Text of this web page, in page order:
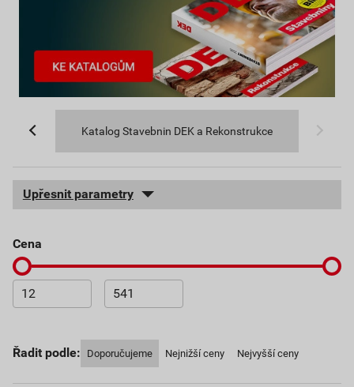
Katalog Stavebnin DEK a Rekonstrukce
Upřesnit parametry
cena
Řadit podle: Doporučujeme Nejnižší ceny Nejvyšší ceny